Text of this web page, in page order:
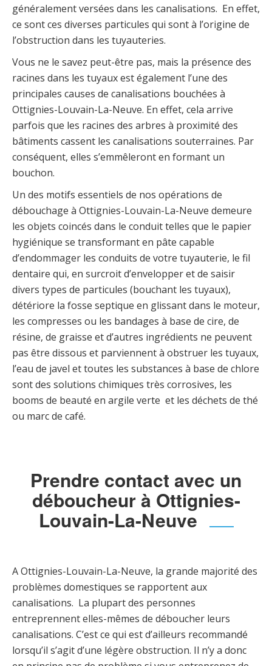
généralement versées dans les canalisations. En effet,
ce sont ces diverses particules qui sont à l’origine de
l’obstruction dans les tuyauteries.
Vous ne le savez peut-être pas, mais la présence des
racines dans les tuyaux est également l’une des
principales causes de canalisations bouchées à
Ottignies-Louvain-La-Neuve. En effet, cela arrive
parfois que les racines des arbres à proximité des
bâtiments cassent les canalisations souterraines. Par
conséquent, elles s’emmêleront en formant un
bouchon.
Un des motifs essentiels de nos opérations de
débouchage à Ottignies-Louvain-La-Neuve demeure
les objets coincés dans le conduit telles que le papier
hygiénique se transformant en pâte capable
d’endommager les conduits de votre tuyauterie, le fil
dentaire qui, en surcroit d’envelopper et de saisir
divers types de particules (bouchant les tuyaux),
détériore la fosse septique en glissant dans le moteur,
les compresses ou les bandages à base de cire, de
résine, de graisse et d’autres ingrédients ne peuvent
pas être dissous et parviennent à obstruer les tuyaux,
l’eau de javel et toutes les substances à base de chlore
sont des solutions chimiques très corrosives, les
booms de beauté en argile verte et les déchets de thé
ou marc de café.
Prendre contact avec un
déboucheur à Ottignies-
Louvain-La-Neuve
A Ottignies-Louvain-La-Neuve, la grande majorité des
problèmes domestiques se rapportent aux
canalisations. La plupart des personnes
entreprennent elles-mêmes de déboucher leurs
canalisations. C’est ce qui est d’ailleurs recommandé
lorsqu’il s’agit d’une légère obstruction. Il n’y a donc